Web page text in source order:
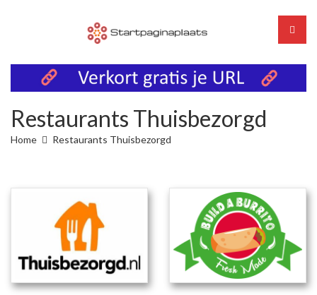
Restaurants Thuisbezorgd
Home Restaurants Thuisbezorgd